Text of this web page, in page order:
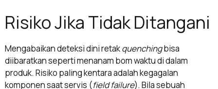
Risiko Jika Tidak Ditangani
Mengabaikan deteksi dini retakquenchingbisa
diibaratkan seperti menanam bom waktu di dalam
produk. Risiko paling kentara adalah kegagalan
komponen saat servis (field failure). Bila sebuah